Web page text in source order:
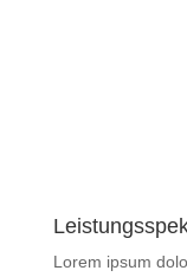
Lorem ipsum